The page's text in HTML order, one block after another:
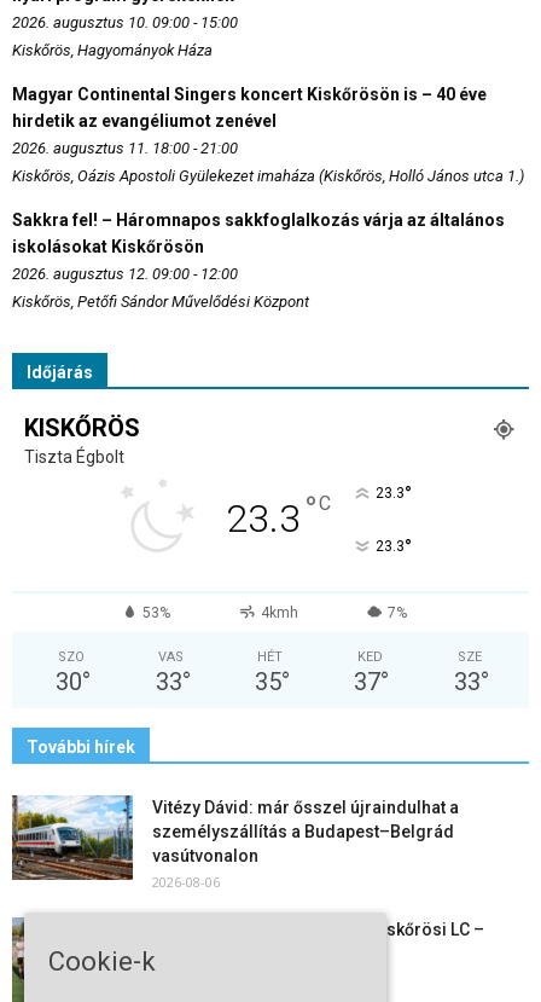
2026. augusztus 10. 09:00 - 15:00
Kiskőrös, Hagyományok Háza
Magyar Continental Singers koncert Kiskőrösön is – 40 éve
hirdetik az evangéliumot zenével
2026. augusztus 11. 18:00 - 21:00
Kiskőrös, Oázis Apostoli Gyülekezet imaháza (Kiskőrös, Holló János utca 1.)
Sakkra fel! – Háromnapos sakkfoglalkozás várja az általános
iskolásokat Kiskőrösön
2026. augusztus 12. 09:00 - 12:00
Kiskőrös, Petőfi Sándor Művelődési Központ
Időjárás
KISKŐRÖS
Tiszta Égbolt
23.3 °C 23.3°
23.3°
53% 4kmh 7%
SZO
30°
VAS
33°
HÉT
35°
KED
37°
SZE
33°
További hírek
Vitézy Dávid: már ősszel újraindulhat a
személyszállítás a Budapest–Belgrád
vasútvonalon
2026-08-06
Megkezdte a felkészülést a Kiskőrösi LC –
együtt maradt a keret,...
Cookie-k